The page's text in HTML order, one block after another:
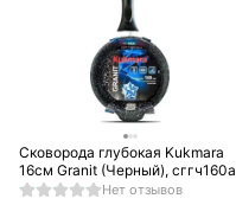
Сковорода глубокая Kukmara
16см Granit (Черный), сггч160а
Нет отзывов